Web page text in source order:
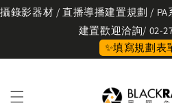
攝錄影器材 / 直播導播建置規劃 /
建置歡迎洽詢/ 02-
✨填寫規劃表